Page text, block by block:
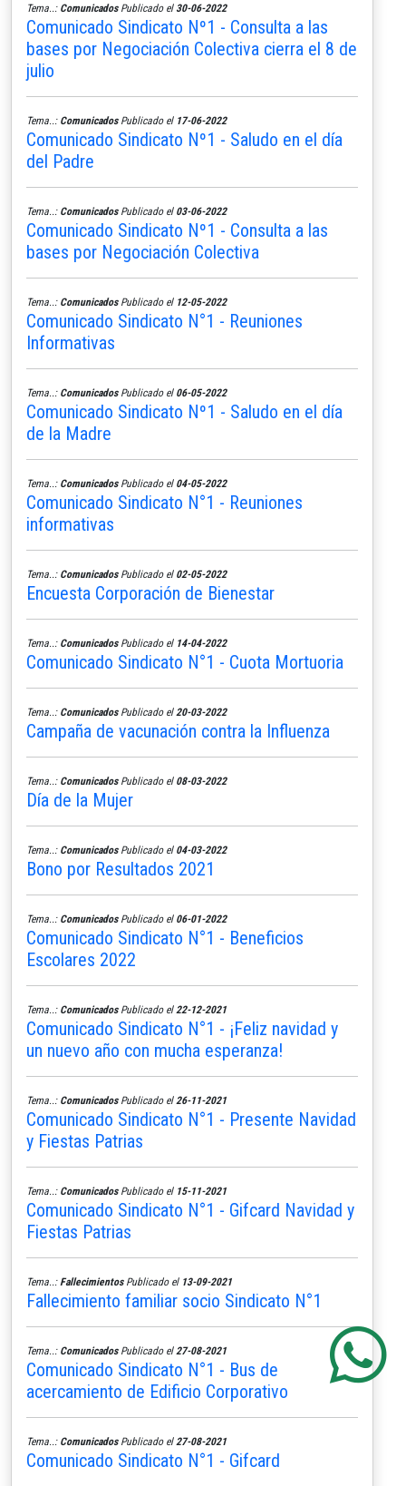
Tema..: ComunicadosPublicado el 30-06-2022
Comunicado Sindicato Nº1 - Consulta a las
bases por Negociación Colectiva cierra el 8 de
julio
Tema..: ComunicadosPublicado el 17-06-2022
Comunicado Sindicato Nº1 - Saludo en el día
del Padre
Tema..: ComunicadosPublicado el 03-06-2022
Comunicado Sindicato Nº1 - Consulta a las
bases por Negociación Colectiva
Tema..: ComunicadosPublicado el 12-05-2022
Comunicado Sindicato N°1 - Reuniones
Informativas
Tema..: ComunicadosPublicado el 06-05-2022
Comunicado Sindicato Nº1 - Saludo en el día
de la Madre
Tema..: ComunicadosPublicado el 04-05-2022
Comunicado Sindicato N°1 - Reuniones
informativas
Tema..: ComunicadosPublicado el 02-05-2022
Encuesta Corporación de Bienestar
Tema..: ComunicadosPublicado el 14-04-2022
Comunicado Sindicato N°1 - Cuota Mortuoria
Tema..: ComunicadosPublicado el 20-03-2022
Campaña de vacunación contra la Influenza
Tema..: ComunicadosPublicado el 08-03-2022
Día de la Mujer
Tema..: ComunicadosPublicado el 04-03-2022
Bono por Resultados 2021
Tema..: ComunicadosPublicado el 06-01-2022
Comunicado Sindicato N°1 - Beneficios
Escolares 2022
Tema..: ComunicadosPublicado el 22-12-2021
Comunicado Sindicato N°1 - ¡Feliz navidad y
un nuevo año con mucha esperanza!
Tema..: ComunicadosPublicado el 26-11-2021
Comunicado Sindicato N°1 - Presente Navidad
y Fiestas Patrias
Tema..: ComunicadosPublicado el 15-11-2021
Comunicado Sindicato N°1 - Gifcard Navidad y
Fiestas Patrias
Tema..: FallecimientosPublicado el 13-09-2021
Fallecimiento familiar socio Sindicato N°1
Tema..: ComunicadosPublicado el 27-08-2021
Comunicado Sindicato N°1 - Bus de
acercamiento de Edificio Corporativo
Tema..: ComunicadosPublicado el 27-08-2021
Comunicado Sindicato N°1 - Gifcard